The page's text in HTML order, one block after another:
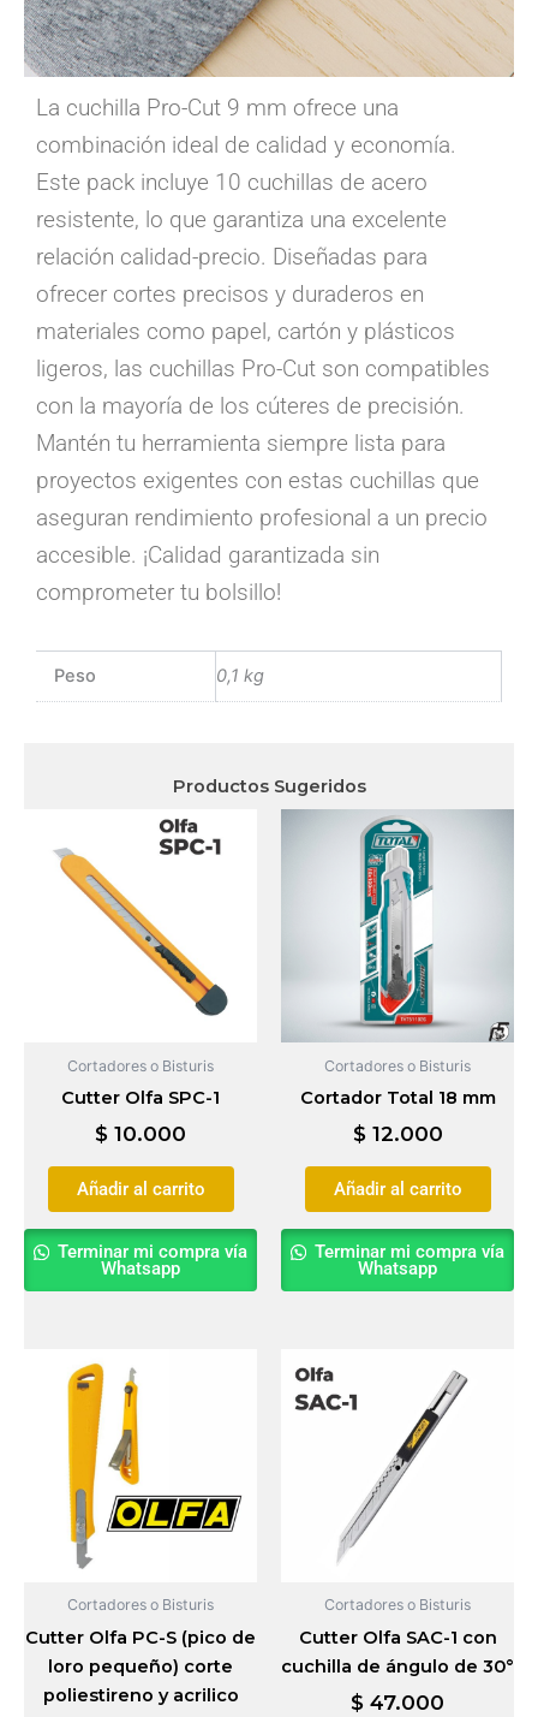
La cuchilla Pro-Cut 9 mm ofrece una
combinación ideal de calidad y economía.
Este pack incluye 10 cuchillas de acero
resistente, lo que garantiza una excelente
relación calidad-precio. Diseñadas para
ofrecer cortes precisos y duraderos en
materiales como papel, cartón y plásticos
ligeros, las cuchillas Pro-Cut son compatibles
con la mayoría de los cúteres de precisión.
Mantén tu herramienta siempre lista para
proyectos exigentes con estas cuchillas que
aseguran rendimiento profesional a un precio
accesible. ¡Calidad garantizada sin
comprometer tu bolsillo!
Peso 0,1 kg
Productos Sugeridos
Cortadores o Bisturis
Cutter Olfa SPC-1
$ 10.000
Añadir al carrito
Terminar mi compra vía
Whatsapp
Cortadores o Bisturis
Cortador Total 18 mm
$12.000
Añadir al carrito
Terminar mi compra vía
Whatsapp
Cortadores o Bisturis
Cutter Olfa PC-S (pico de
loro pequeño) corte
poliestireno y acrilico
Cortadores o Bisturis
Cutter Olfa SAC-1 con
cuchilla de ángulo de 30°
$ 47.000